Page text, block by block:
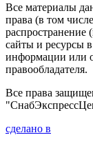
Все материалы
права (в том
распространение
сайты и ресурсы
информации или
правообладателя.
Все права
сделано в